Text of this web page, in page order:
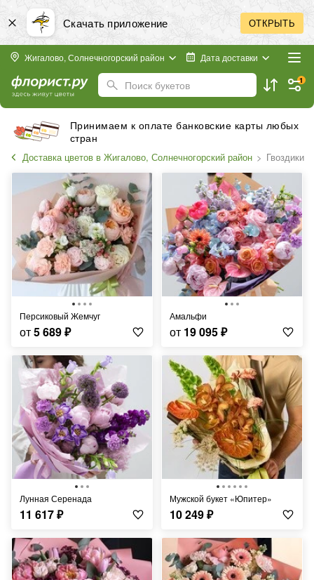
Скачать приложение ОТКРЫТЬ
Жигалово, Солнечногорский район Дата доставки
Поиск букетов 1
Принимаем к оплате банковские карты любых
стран
Доставка цветов в Жигалово, Солнечногорский район Гвоздики
Персиковый Жемчуг
от5 689₽
Амальфи
от 19 095₽
Лунная Серенада
11 617₽
Мужской букет «Юпитер»
10 249₽